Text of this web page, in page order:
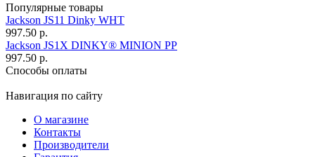
Популярные товары
Jackson JS11 Dinky WHT
997.50 р.
Jackson JS1X DINKY® MINION PP
997.50 р.
Способы оплаты
Навигация по сайту
О магазине
Контакты
Производители